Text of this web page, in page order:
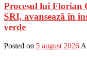
Procesul lui Florian
SRI, avansează în
verde
Posted on 5 august 2026